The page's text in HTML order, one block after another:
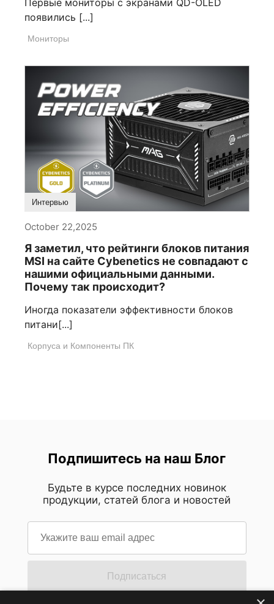
Первые мониторы с экранами QD-OLED
появились [...]
Мониторы
Интервью
October 22,2025
Я заметил, что рейтинги блоков питания
MSI на сайте Cybenetics не совпадают с
нашими официальными данными.
Почему так происходит?
Иногда показатели эффективности блоков
питани[...]
Корпуса и Компоненты ПК
Подпишитесь на наш Блог
Будьте в курсе последних новинок
продукции, статей блога и новостей
Подписаться